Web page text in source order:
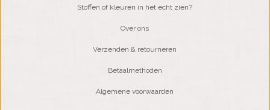
Stoffen of kleuren in het echt zien?
Over ons
Verzenden & retourneren
Betaalmethoden
Algemene voorwaarden